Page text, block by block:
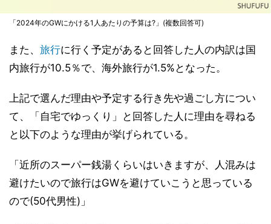
「2024年のGWにかける1人あたりの予算は?」(複数回答可)
また、 旅行に行く予定があると回答した人の内訳は国
内旅行が10.5％で、海外旅行が1.5%となった。
上記で選んだ理由や予定する行き先や過ごし方につい
て、「自宅でゆっくり」と回答した人に理由を尋ねる
と以下のような理由が挙げられている。
「近所のスーパー銭湯くらいはいきますが、人混みは
避けたいので旅行はGWを避けていこうと思っている
ので(50代男性)」